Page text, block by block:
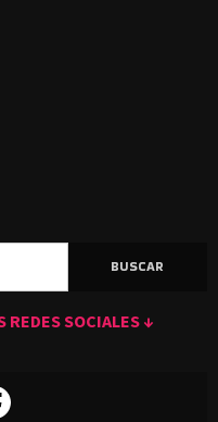
REDES SOCIALES ↓